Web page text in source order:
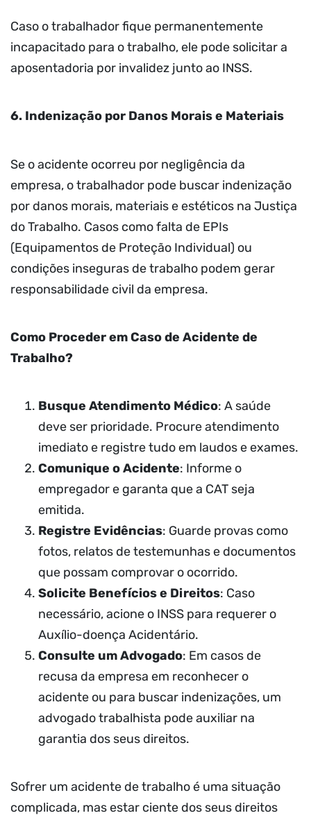
Caso o trabalhador fique permanentemente
incapacitado para o trabalho, ele pode solicitar a
aposentadoria por invalidez junto ao INSS.
6. Indenização por Danos Morais e Materiais
Se o acidente ocorreu por negligência da
empresa, o trabalhador pode buscar indenização
por danos morais, materiais e estéticos na Justiça
do Trabalho. Casos como falta de EPIs
(Equipamentos de Proteção Individual) ou
condições inseguras de trabalho podem gerar
responsabilidade civil da empresa.
Como Proceder em Caso de Acidente de
Trabalho?
Busque Atendimento Médico: A saúde
deve ser prioridade. Procure atendimento
imediato e registre tudo em laudos e exames.
Comunique o Acidente: Informe o
empregador e garanta que a CAT seja
emitida.
Registre Evidências: Guarde provas como
fotos, relatos de testemunhas e documentos
que possam comprovar o ocorrido.
Solicite Benefícios e Direitos: Caso
necessário, acione o INSS para requerer o
Auxílio-doença Acidentário.
Consulte um Advogado: Em casos de
recusa da empresa em reconhecer o
acidente ou para buscar indenizações, um
advogado trabalhista pode auxiliar na
garantia dos seus direitos.
Sofrer um acidente de trabalho é uma situação
complicada, mas estar ciente dos seus direitos